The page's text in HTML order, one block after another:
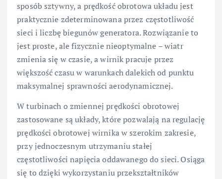
sposób sztywny, a prędkość obrotowa układu jest
praktycznie zdeterminowana przez częstotliwość
sieci i liczbę biegunów generatora. Rozwiązanie to
jest proste, ale fizycznie nieoptymalne – wiatr
zmienia się w czasie, a wirnik pracuje przez
większość czasu w warunkach dalekich od punktu
maksymalnej sprawności aerodynamicznej.
W turbinach o zmiennej prędkości obrotowej
zastosowane są układy, które pozwalają na regulację
prędkości obrotowej wirnika w szerokim zakresie,
przy jednoczesnym utrzymaniu stałej
częstotliwości napięcia oddawanego do sieci. Osiąga
się to dzięki wykorzystaniu przekształtników